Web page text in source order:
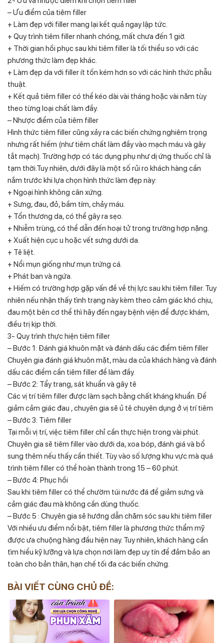
– Ưu điểm của tiêm filler
+ Làm đẹp với filler mang lại kết quả ngay lập tức.
+ Quy trình tiêm filler nhanh chóng, mất chưa đến 1 giờ.
+ Thời gian hồi phục sau khi tiêm filler là tối thiểu so với các
phương thức làm đẹp khác.
+ Làm đẹp da với filler ít tốn kém hơn so với các hình thức phẫu
thuật.
+ Kết quả tiêm filler có thể kéo dài vài tháng hoặc vài năm tùy
theo từng loại chất làm đầy.
– Nhược điểm của tiêm filler
Hình thức tiêm filler cũng xảy ra các biến chứng nghiêm trọng
nhưng rất hiếm (như tiêm chất làm đầy vào mạch máu và gây
tắt mạch). Trường hợp có tác dụng phụ như dị ứng thuốc chỉ là
tạm thời.Tuy nhiên, dưới đây là một số rủi ro khách hàng cần
nắm trước khi lựa chọn hình thức làm đẹp này:
+ Ngoại hình không cân xứng.
+ Sưng, đau, đỏ, bầm tím, chảy máu.
+ Tổn thương da, có thể gây ra sẹo.
+ Nhiễm trùng, có thể dẫn đến hoại tử trong trường hợp nặng.
+ Xuất hiện cục u hoặc vết sưng dưới da.
+ Tê liệt.
+ Nổi mụn giống như mụn trứng cá.
+ Phát ban và ngứa.
+ Hiếm có trường hợp gặp vấn đề về thị lực sau khi tiêm filler. Tuy
nhiên nếu nhận thấy tình trạng này kèm theo cảm giác khó chịu,
đau một bên cơ thể thì hãy đến ngay bệnh viện để được khám,
điều trị kịp thời.
3- Quy trình thực hiện tiêm filler
– Bước 1: Đánh giá khuôn mặt và đánh dấu các điểm tiêm filler
Chuyên gia đánh giá khuôn mặt, màu da của khách hàng và đánh
dấu các điểm cần tiêm filler để làm đầy.
– Bước 2: Tẩy trang, sát khuẩn và gây tê
Các vị trí tiêm filler được làm sạch bằng chất kháng khuẩn. Để
giảm cảm giác đau , chuyên gia sẽ ủ tê chuyên dụng ở vị trí tiêm
– Bước 3: Tiêm filler
Tại mỗi vị trí, việc tiêm filler chỉ cần thực hiện trong vài phút.
Chuyên gia sẽ tiêm filler vào dưới da, xoa bóp, đánh giá và bổ
sung thêm nếu thấy cần thiết. Tùy vào số lượng khu vực mà quá
trình tiêm filler có thể hoàn thành trong 15 – 60 phút.
– Bước 4: Phục hồi
Sau khi tiêm filler có thể chườm túi nước đá để giảm sưng và
cảm giác đau mà không cần dùng thuốc.
– Bước 5 : Chuyên gia sẽ hướng dẫn chăm sóc sau khi tiêm filler
Với nhiều ưu điểm nổi bật, tiêm filler là phương thức thẩm mỹ
được ưa chuộng hàng đầu hiện nay. Tuy nhiên, khách hàng cần
tìm hiểu kỹ lưỡng và lựa chọn nơi làm đẹp uy tín để đảm bảo an
toàn cho bản thân, hạn chế tối đa các biến chứng.
BÀI VIẾT CÙNG CHỦ ĐỀ: